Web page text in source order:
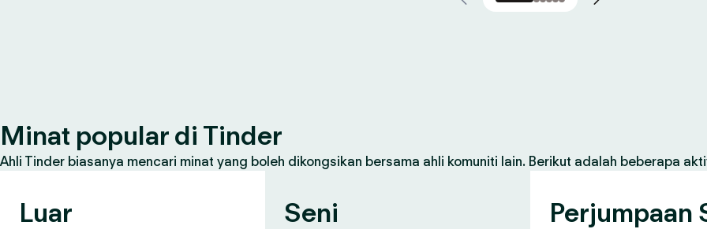
Minat popular di Tinder
Ahli Tinder biasanya mencari minat yang boleh dikongsikan bersama ahli komuniti lain. Berikut adalah beberapa
Luar Seni Perjumpaan